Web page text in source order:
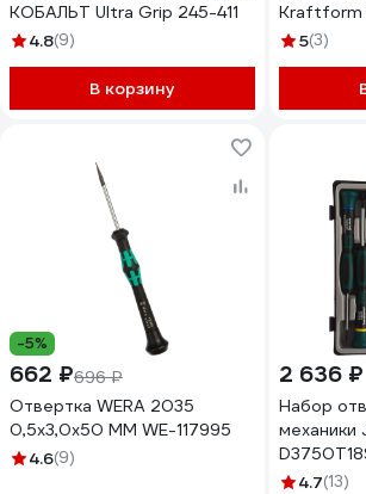
КОБАЛЬТ Ultra Grip 245-411
4.8(9)
В корзину
Kraftform
Set 1 14
5(3)
-5%
662 ₽696 ₽
Отвертка WERA 2035
0,5x3,0x50 MM WE-117995
4.6(9)
2 636 ₽
Набор
механики
4.7(13)